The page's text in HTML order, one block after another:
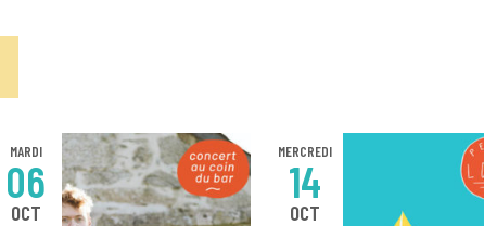
MARDI
06
OCT
MERCREDI
14
OCT